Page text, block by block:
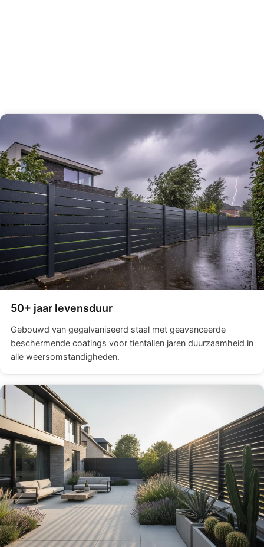
50+ jaar levensduur
Gebouwd van gegalvaniseerd staal met geavanceerde
beschermende coatings voor tientallen jaren duurzaamheid in
alle weersomstandigheden.